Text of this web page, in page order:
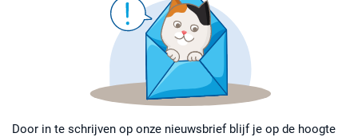
Door in te schrijven op onze nieuwsbrief blijf je op de hoogte